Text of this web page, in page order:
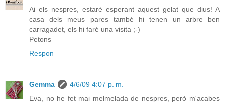
Ai els nespres, estaré esperant aquest gelat que dius! A
casa dels meus pares també hi tenen un arbre ben
carragadet, els hi faré una visita ;-)
Petons
Respon
Gemma
4/6/09 4:07 p. m.
Eva, no he fet mai melmelada de nespres, però m'acabes